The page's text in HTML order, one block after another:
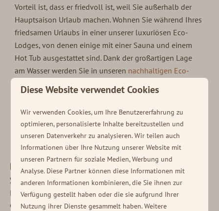
Vorteil ist, dass er friedvoll ist, weil Sie außerhalb der
Hauptsaison Urlaub machen. Wohnen Sie während Ihres
friedsamen Urlaubs in einer unserer luxuriösen Eco-
Lodges, von denen einige mit einer Sauna und einem
Hot Tub ausgestattet sind. Dank der großartigen Lage
am Wasser werden Sie in unseren nachhaltigen Eco-
Zutaten, die Sie für einen wundervollen,
kostengünstigen Urlaub imJunibrauchen, sind
vorhanden. Sehen wir Sie dann?
Bleiben Sie immer auf dem neusten
Stand!
Melden Sie sich für unseren Newsletter an, um
die neuesten Nachrichten und verschiedensten
Diese Website verwendet Cookies
Wir verwenden Cookies, um Ihre Benutzererfahrung zu
optimieren, personalisierte Inhalte bereitzustellen und
unseren Datenverkehr zu analysieren. Wir teilen auch
Informationen über Ihre Nutzung unserer Website mit
unseren Partnern für soziale Medien, Werbung und
Analyse. Diese Partner können diese Informationen mit
anderen Informationen kombinieren, die Sie ihnen zur
Verfügung gestellt haben oder die sie aufgrund Ihrer
Nutzung ihrer Dienste gesammelt haben. Weitere